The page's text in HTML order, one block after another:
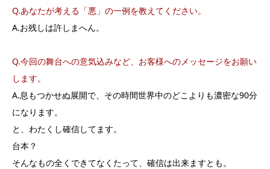
Q.あなたが考える「悪」の一例を教えてください。
A.お残しは許しまへん。
Q.今回の舞台への意気込みなど、お客様へのメッセージをお願い
します。
A.息もつかせぬ展開で、その時間世界中のどこよりも濃密な90分
になります。
と、わたくし確信してます。
台本？
そんなもの全くできてなくたって、確信は出来ますとも。